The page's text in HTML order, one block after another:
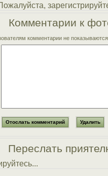
Комментарии к
комментарии не
Переслать